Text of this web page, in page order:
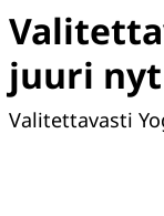
juuri
Valitettavasti